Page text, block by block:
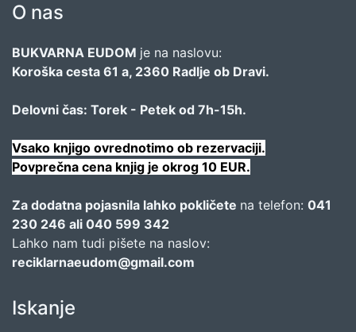
O nas
BUKVARNA EUDOM je na naslovu:
Koroška cesta 61 a, 2360 Radlje ob Dravi.
Delovni čas: Torek - Petek od 7h-15h.
Vsako knjigo ovrednotimo ob rezervaciji.
Povprečna cena knjig je okrog 10 EUR.
Za dodatna pojasnila lahko pokličete na telefon: 041
230 246 ali 040 599 342
Lahko nam tudi pišete na naslov:
reciklarnaeudom@gmail.com
Iskanje